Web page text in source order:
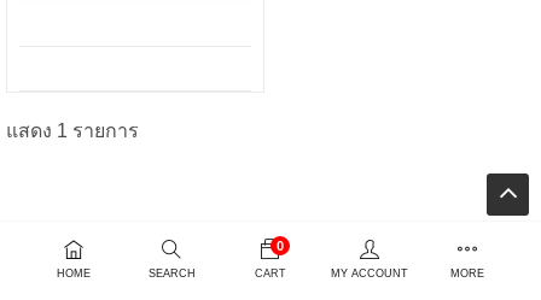
แสดง 1 รายการ
HOME SEARCH
0
CART MY ACCOUNT MORE